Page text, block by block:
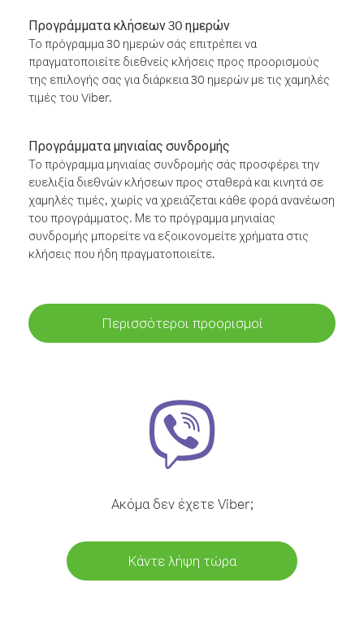
Προγράμματα κλήσεων 30 ημερών
Το πρόγραμμα 30 ημερών σάς επιτρέπει να
πραγματοποιείτε διεθνείς κλήσεις προς προορισμούς
της επιλογής σας για διάρκεια 30 ημερών με τις χαμηλές
τιμές του Viber.
Προγράμματα μηνιαίας συνδρομής
Το πρόγραμμα μηνιαίας συνδρομής σάς προσφέρει την
ευελιξία διεθνών κλήσεων προς σταθερά και κινητά σε
χαμηλές τιμές, χωρίς να χρειάζεται κάθε φορά ανανέωση
του προγράμματος. Με το πρόγραμμα μηνιαίας
συνδρομής μπορείτε να εξοικονομείτε χρήματα στις
κλήσεις που ήδη πραγματοποιείτε.
Περισσότεροι προορισμοί
Ακόμα δεν έχετε Viber;
Κάντε λήψη τώρα